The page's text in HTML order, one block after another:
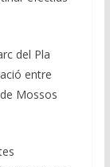
del Pla
entre
Mossos